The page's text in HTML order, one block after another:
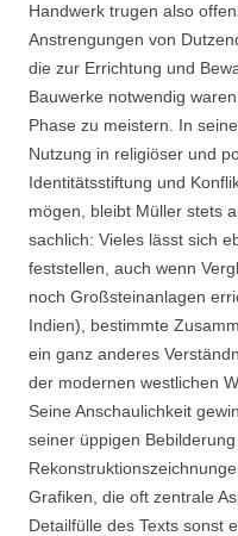
Handwerk trugen also
Anstrengungen von
die zur Errichtung und
Bauwerke notwendig
Phase zu meistern. In
Nutzung in religiöser und
Identitätsstiftung und
mögen, bleibt Müller stets
sachlich: Vieles lässt sich
feststellen, auch wenn
noch Großsteinanlagen
Indien), bestimmte
ein ganz anderes
der modernen westlichen
Seine Anschaulichkeit
seiner üppigen Bebilderung
Grafiken, die oft zentrale
Detailfülle des Texts sonst